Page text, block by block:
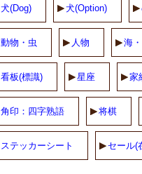
犬(Dog) 犬(Option)
動物・虫 人物 海
看板(標識) 星座 家
角印：四字熟語 将棋
ステッカーシート セール(